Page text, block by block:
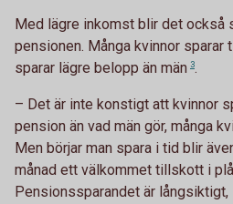
Med lägre inkomst blir det också
pensionen. Många kvinnor sparar
sparar lägre belopp än män 3.
– Det är inte konstigt att kvinnor
pension än vad män gör, många
Men börjar man spara i tid blir
månad ett välkommet tillskott i
Pensionssparandet är